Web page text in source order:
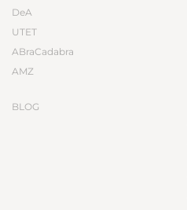
DeA
UTET
ABraCadabra
AMZ
BLOG